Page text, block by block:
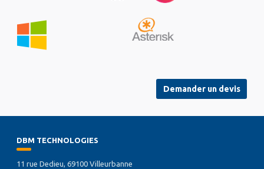
Demander un devis
DBM TECHNOLOGIES
11 rue Dedieu, 69100 Villeurbanne